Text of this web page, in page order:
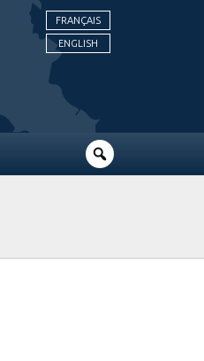
FRANÇAIS
ENGLISH